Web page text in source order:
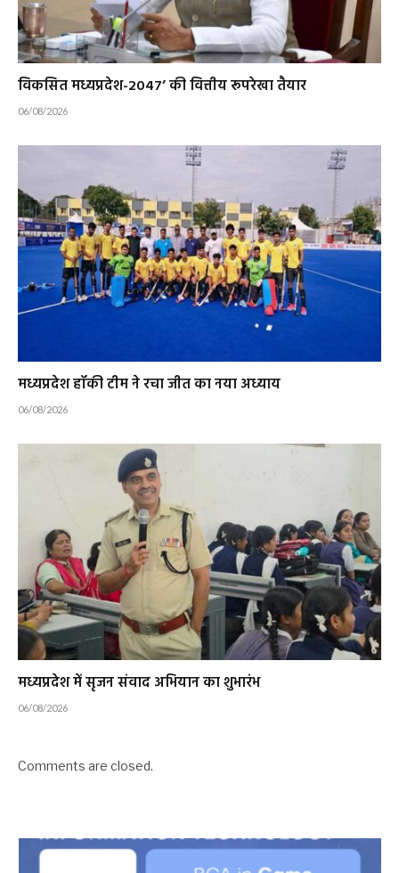
विकसित मध्यप्रदेश-2047’ की वित्तीय रूपरेखा तैयार
06/08/2026
मध्यप्रदेश हॉकी टीम ने रचा जीत का नया अध्याय
06/08/2026
मध्यप्रदेश में सृजन संवाद अभियान का शुभारंभ
06/08/2026
Comments are closed.